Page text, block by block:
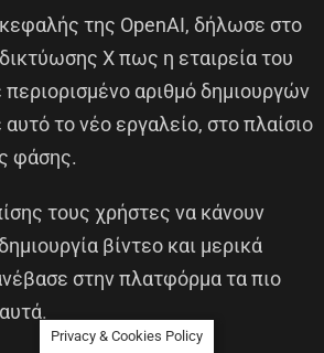
της OpenAI, δήλωσε στο
X πως η εταιρεία του
αριθμό δημιουργών
το νέο εργαλείο, στο πλαίσιο
φάσης.
τους χρήστες να κάνουν
βίντεο και μερικά
στην πλατφόρμα τα πιο
Privacy & Cookies Policy